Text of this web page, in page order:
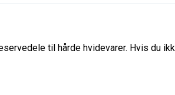
til hårde hvidevarer. Hvis du